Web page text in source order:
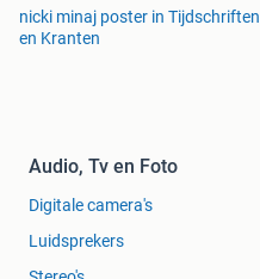
nicki minaj poster in Tijdschriften
en Kranten
Audio, Tv en Foto
Digitale camera's
Luidsprekers